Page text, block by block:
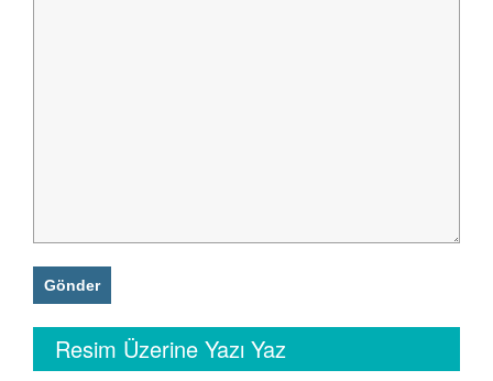
Resim Üzerine Yazı Yaz